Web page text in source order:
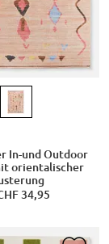
In-und Outdoor
orientalischer
34,95